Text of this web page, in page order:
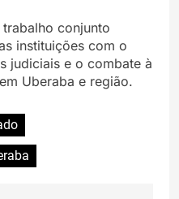
conjunto
instituições com o
judiciais e o combate à
Uberaba e região.